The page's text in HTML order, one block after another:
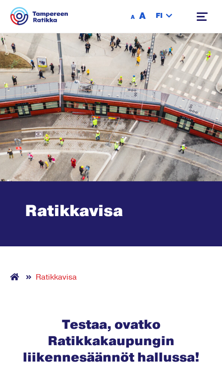
A A FI
Ratikkavisa
Ratikkavisa
Testaa, ovatko
Ratikkakaupungin
liikennesäännöt hallussa!